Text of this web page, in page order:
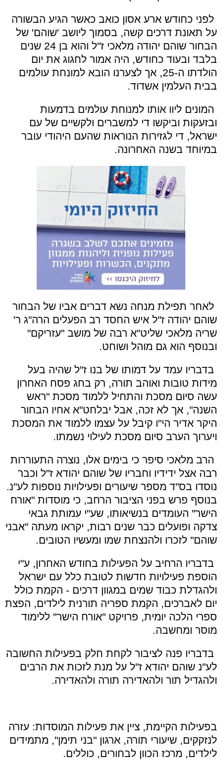
לפני כחודש ארע אסון כואב כאשר הגיע הבשורה
על תאונת דרכים קשה, בסמוך ליושב 'שוהם' של
הבחור שוהם יהודה מלאכי ז"ל והוא בן 24 שנים
בלבד ובעוד כחודש, היה אמור לחגוג את יום
הולדתו ה-25, אך לצערנו הובא למונחת עולמים
בבית העלמין אשדוד.
המונים ליוו אותו למנוחת עולמים בדמעות
ובזעקות וביקשו די למשברים ולקשיים של עם
ישראל, די לגזירות הנוראות שהעם היהודי עובר
במיוחד בשנה האחרונה.
לאחר תפילת מנחה נשא דברים אביו של הבחור
שוהם יהודה ז"ל איש החסד רב הפעלים הרה"ג ר'
שריה מלאכי שליט"א רבה של מושב "עזריקם"
ובנוסף הוא גם מוהל ושוחט.
בדבריו עמד על דמותו של בנו ז"ל שהיה בעל
מידות טובות ואוהב תורה, רק בחג פסח האחרון
עשה סיום מסכת והתחיל ללמוד מסכת "ראש
השנה", אך לא זכה, אבל יבלחט"א אחיו הבחור
היקר אדיר הי"ו קיבל על עצמו ללמוד את המסכת
ויערוך הערב סיום מסכת לעילוי נשמתו.
הרב מלאכי סיפר כי בימים אלו, נוצרה התעוררות
רבה אצל ידידיו וחבריו של שוהם יהודא ז"ל וכבר
נוסדו בס"ד מספר שיעורים ופעילויות נוספות לע"נ.
בנוסף פרש בפני הציבור הרחב, כי מוסדות "אורח
הישר" העומדים בנשיאותו, שע"י עמותת גבאי
צדקה ופועלים כבר שנים רבות, יקראו מעתה "אבני
שוהם" לזכרו ולהנצחת שמו ומעשיו הטובים.
בדבריו הרחיב על הפעילות בחודש האחרון, ע"י
הוספת פעילויות חדשות לטובת כלל עם ישראל
ולהגדלת כבוד שמים במגוון דרכים - הקמת כולל
יום לאברכים, הקמת ספריה תורנית לילדים, הפצת
ספרי הלכה יומית, פרויקט "אורח הישר" ללימוד
מוסר ומחשבה.
בדבריו פנה לציבור לקחת חלק בפעילות החשובה
לע"נ שוהם יהודא ז"ל על מנת לזכות את הרבים
ולהגדיל תור ולהאדירה תורה ולהאדירה.
בפעילות הקיימת, ציין את פעילות המוסדות: עזרה
לנזקקים, שיעורי תורה, ארגון "בני תימן", מתמידים
לילדים, מרכז הכוון לבחורים, כוללים.